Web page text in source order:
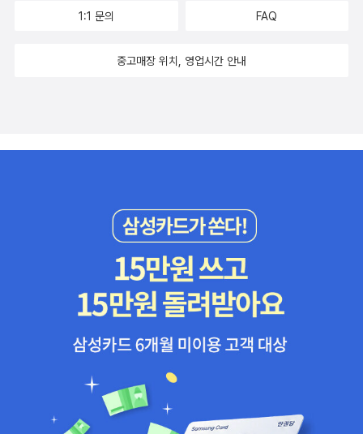
는데, 더 읽기 잘했어요. 후반으로 갈수록 흡입력이 있었고, 1권보다
르는 소녀가 마법에서 깨어나면서 함께 성장하는 이야기를 다루었는
타지를 좋아한다면 읽어볼만한 영어책이었어요. 이 책을 읽으니 기존
7월 오래전에 구입했던 책인데, 지금에야 읽게 되었어요. 초창기 영
어책을 구입할때 페이퍼백 재질이 싫어서 양장본을 구입했는데, 어느
순간 읽기 편하고 가격 저렴한 페이퍼백의 매력에 빠셔서 이제는 왠
만하면 양장본보다 페이퍼백을 구입하고 있어요. 그래서 이 시리즈는
양장본과 페이퍼백이 좀 섞여서 소장하고 있네요.^^;; 암튼, 제가 좋아
훨씬 재미있게 읽었습니다. 마법의 세계를 발견하게 된 소년과 소녀
의 성장모험을 다루었는데, 배경이 현대라서 더 공감이 되는것 같아
요. Diane Duane 지음 / Graphia / 2001년 6 1편보다 2편이 더
재미있는것을 보면, 이 시리즈 조금 더 기대가 됩니다. 아마도, 제가
소재가 참신. '죠죠의 기묘한 모험' 때문에 알레된 작가의 또 다른
넘는 시리즈는 시작하지도 말아야하는데...^^;; 미메시스 그래픽노블
태가 좋지 않아 결국 구입. 중고책에서 구입한 품절된 도서 가격
때문에 희망도서 신청도 안되고, 미리보기도 없어서 고민하던차에 올
컬러로 좋은 평을 발견하고 큰맘먹고 구입 도서 정가제전에 구입하
려다가 놓쳤다가 중고책으로 구입. 영어
구입한 책들중에 읽고 정리한 책들 - 빨리 읽고 다 정리하면 좋겠어
아프리카'가 떠올랐어요. 남남커플의 이야기인줄 알았지만 구입해서
읽었는데, 생각보다 다양한 마틴과 존의 이야기를 다루어서 재미있었
1:1 문의 FAQ
중고매장 위치, 영업시간 안내